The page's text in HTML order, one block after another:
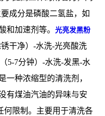
成分是磷酸二氢盐，如
和加速剂等。 光亮发黑粉
干净）-水洗-光亮酸洗
5-7分钟）-水洗-发黑-水
一种浓缩型的清洗剂，
有煤油汽油的异味与安
何限制。主要用于清洗各